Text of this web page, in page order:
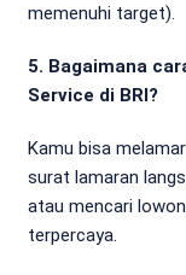
memenuhi target).
5. Bagaimana
Service di BRI?
Kamu bisa
surat lamaran
atau mencari
terpercaya.